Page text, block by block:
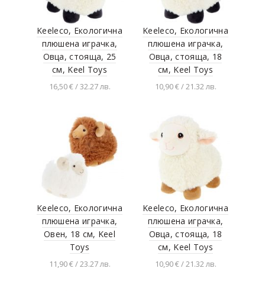
Keeleco, Екологична
плюшена играчка,
Овца, стояща, 25
см, Keel Toys
16,50 € / 32.27 лв.
количката
Keeleco, Екологична
плюшена играчка,
Овца, стояща, 18
см, Keel Toys
10,90 € / 21.32 лв.
Keeleco, Екологична
плюшена играчка,
Овен, 18 см, Keel
Toys
11,90 € / 23.27 лв.
Keeleco, Екологична
плюшена играчка,
Овца, стояща, 18
см, Keel Toys
10,90 € / 21.32 лв.